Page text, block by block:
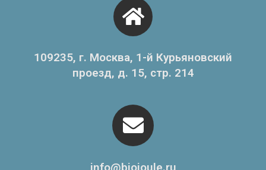
109235, г. Москва, 1-й Курьяновский
проезд, д. 15, стр. 214
info@biojoule.ru